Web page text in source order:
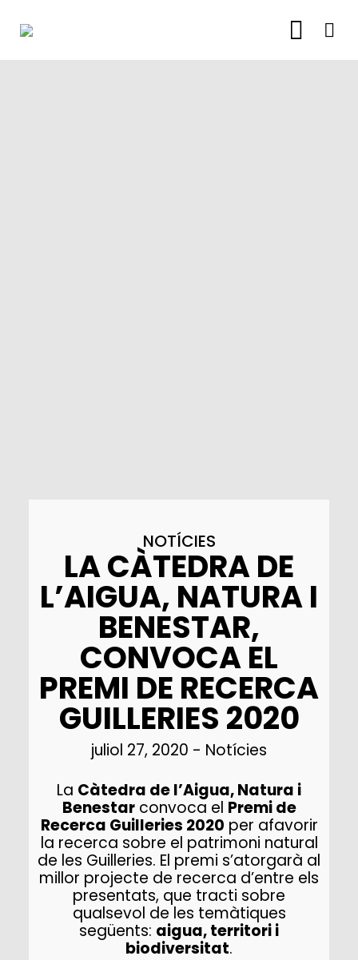
NOTÍCIES
LA CÀTEDRA DE
L’AIGUA, NATURA I
BENESTAR,
CONVOCA EL
PREMI DE RECERCA
GUILLERIES 2020
juliol 27, 2020 - Notícies
La Càtedra de l’Aigua, Natura i
Benestarconvoca el Premi de
Recerca Guilleries 2020 per afavorir
la recerca sobre el patrimoni natural
de les Guilleries. El premi s’atorgarà al
millor projecte de recerca d’entre els
presentats, que tracti sobre
qualsevol de les temàtiques
següents: aigua, territori i
biodiversitat.